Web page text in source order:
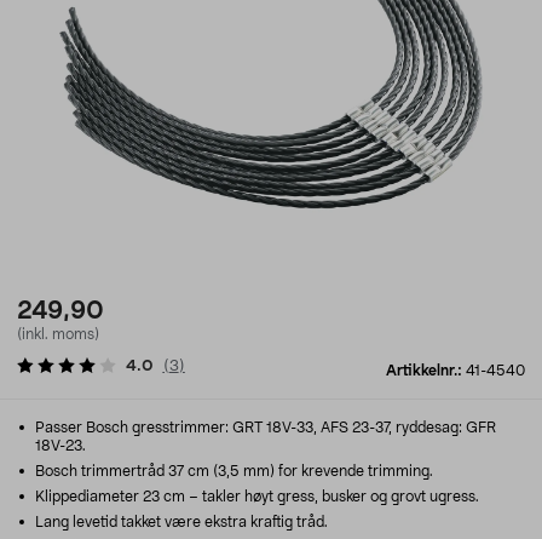
249,90
(inkl. moms)
Artikkelnr.: 41-4540
4.0 (3)
Passer Bosch gresstrimmer: GRT 18V-33, AFS 23-37, ryddesag: GFR
18V-23.
Bosch trimmertråd 37 cm (3,5 mm) for krevende trimming.
Klippediameter 23 cm – takler høyt gress, busker og grovt ugress.
Lang levetid takket være ekstra kraftig tråd.